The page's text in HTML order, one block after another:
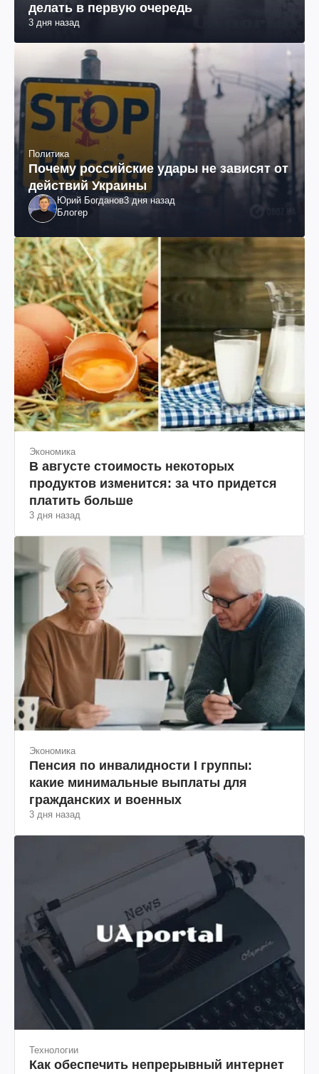
делать в первую очередь
3 дня назад
Политика
Почему российские удары не зависят от
действий Украины
Юрий Богданов3 дня назад
Блогер
Экономика
В августе стоимость некоторых
продуктов изменится: за что придется
платить больше
3 дня назад
Экономика
Пенсия по инвалидности I группы:
какие минимальные выплаты для
гражданских и военных
3 дня назад
Технологии
Как обеспечить непрерывный интернет